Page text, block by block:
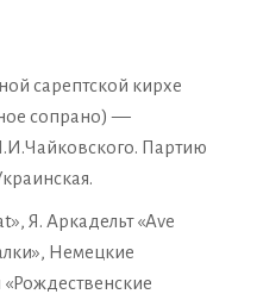
сарептской кирхе
сопрано) —
Партию
Я. Аркадельт «Ave
Немецкие